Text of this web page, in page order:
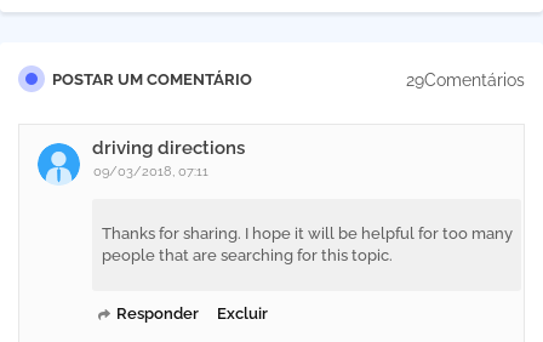
POSTAR UM COMENTÁRIO 29Comentários
driving directions
09/03/2018, 07:11
Thanks for sharing. I hope it will be helpful for too many
people that are searching for this topic.
Responder Excluir